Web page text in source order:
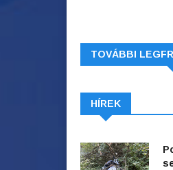
TOVÁBBI
HÍREK